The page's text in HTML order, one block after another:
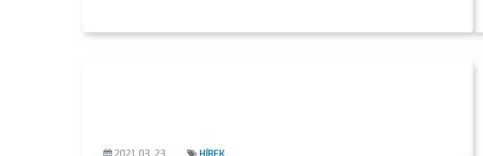
2021. 03. 23. HÍREK